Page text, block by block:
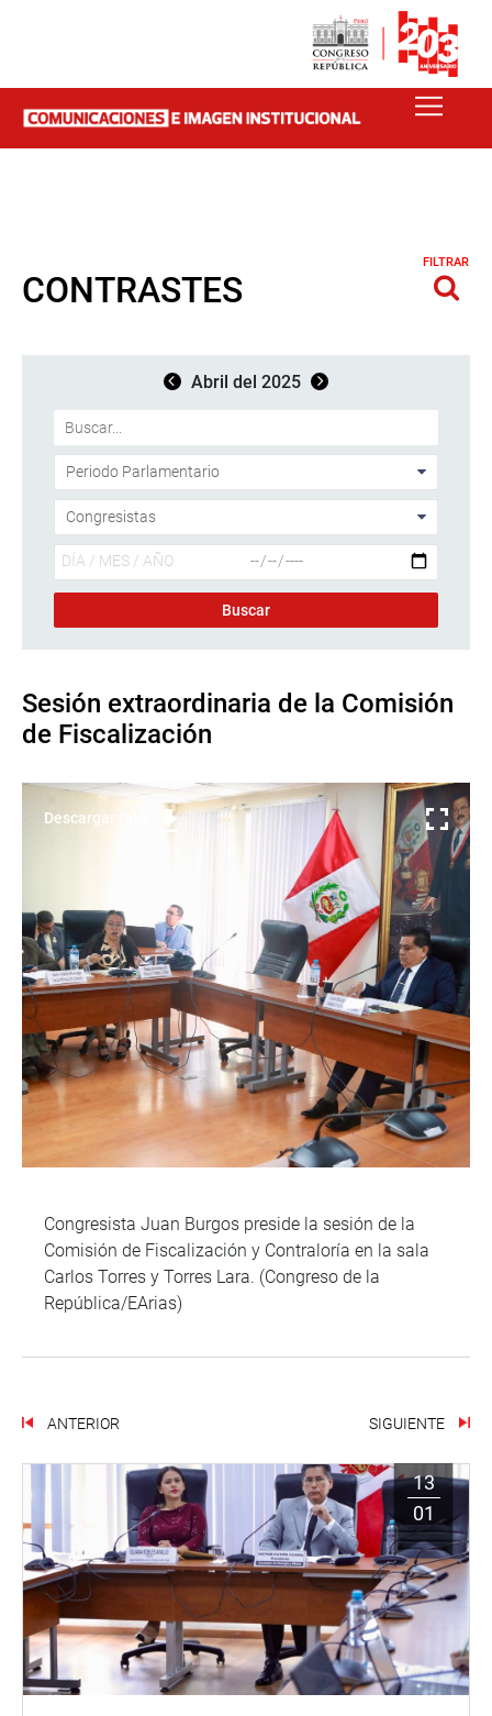
CONTRASTES
FILTRAR
Abril del 2025
Sesión extraordinaria de la Comisión
de Fiscalización
Descargar foto
Congresista Juan Burgos preside la sesión de la
Comisión de Fiscalización y Contraloría en la sala
Carlos Torres y Torres Lara. (Congreso de la
República/EArias)
ANTERIOR SIGUIENTE
13
01